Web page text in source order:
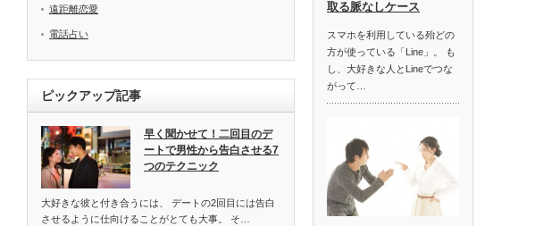
遠距離恋愛
電話占い
ピックアップ記事
早く聞かせて！二回目のデ
ートで男性から告白させる7
つのテクニック
大好きな彼と付き合うには、 デートの2回目には告白
させるように仕向けることがとても大事。 そ…
取る脈なしケース
スマホを利用している殆どの
方が使っている「Line」。 も
し、大好きな人とLineでつな
がって…